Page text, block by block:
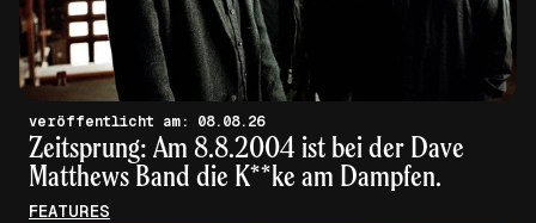
veröffentlicht am: 08.08.26
Zeitsprung: Am 8.8.2004 ist bei der Dave
Matthews Band die K**ke am Dampfen.
FEATURES